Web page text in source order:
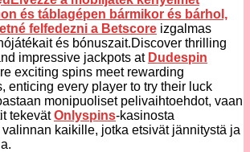
és táblagépen bármikor és bárhol,
felfedezni a Betscore izgalmas
és bónuszait.Discover thrilling
impressive jackpots at Dudespin
exciting spins meet rewarding
enticing every player to try their luck
monipuoliset pelivaihtoehdot, vaan
tekevätOnlyspins-kasinosta
kaikille, jotka etsivät jännitystä ja